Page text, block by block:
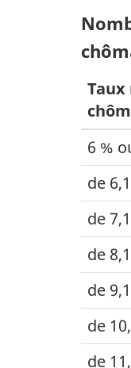
o
u
r
r
i
e
z
r
e
c
Taux
6 %
de
de
de
de
de
de